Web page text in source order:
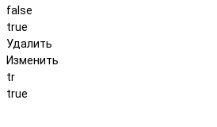
false
true
Удалить
Изменить
tr
true